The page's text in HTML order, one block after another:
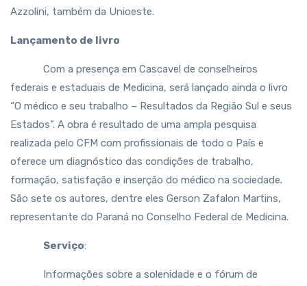
Azzolini, também da Unioeste.
Lançamento de livro
Com a presença em Cascavel de conselheiros
federais e estaduais de Medicina, será lançado ainda o livro
“O médico e seu trabalho – Resultados da Região Sul e seus
Estados”. A obra é resultado de uma ampla pesquisa
realizada pelo CFM com profissionais de todo o País e
oferece um diagnóstico das condições de trabalho,
formação, satisfação e inserção do médico na sociedade.
São sete os autores, dentre eles Gerson Zafalon Martins,
representante do Paraná no Conselho Federal de Medicina.
Serviço:
Informações sobre a solenidade e o fórum de